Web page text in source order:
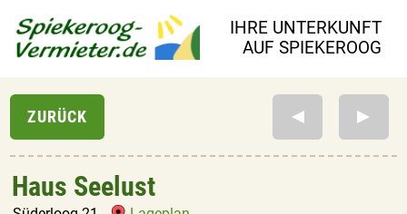
IHRE UNTERKUNFT
AUF SPIEKEROOG
Haus Seelust